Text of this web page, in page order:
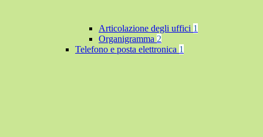
Articolazione degli uffici 1
Organigramma 2
Telefono e posta elettronica 1